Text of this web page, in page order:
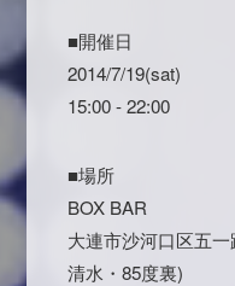
■開催日
2014/7/19(sat)
15:00 - 22:00
■場所
BOX BAR
大連市沙河口区五
清水・85度裏)